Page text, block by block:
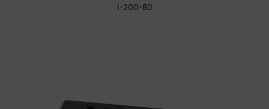
I-200-80